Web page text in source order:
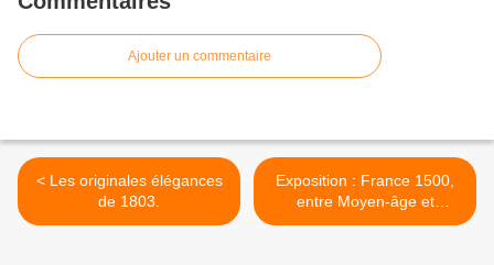
Ajouter un commentaire
< Les originales élégances
de 1803.
Exposition : France 1500,
entre Moyen-âge et
Renaissance. >